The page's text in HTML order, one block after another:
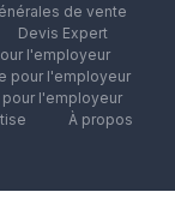
de vente
Devis Expert
l'employeur
pour l'employeur
l'employeur
À propos